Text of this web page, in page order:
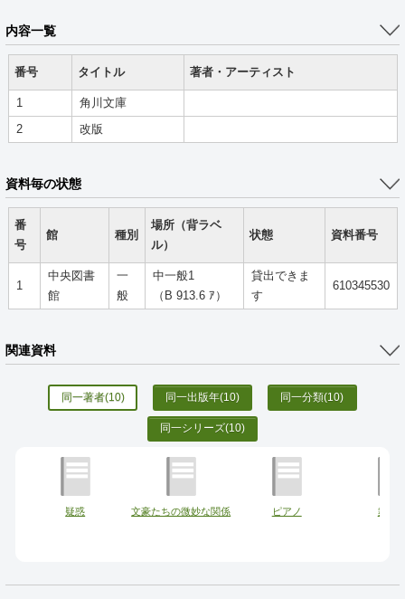
内容一覧
番号 タイトル 著者・アーティスト
1 角川文庫
2 改版
資料毎の状態
番
号
館 種別
場所（背ラベ
ル）
状態 資料番号
1
中央図書
館
一
般
中一般1
（B 913.6 ｱ）
貸出できま
す
610345530
関連資料
同一著者(10) 同一出版年(10) 同一分類(10)
同一シリーズ(10)
疑惑 文豪たちの微妙な関係 ピアノ 舞踏